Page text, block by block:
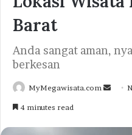
Barat
Anda sangat aman,
berkesan
MyMegawisata.com
Send
4 minutes read